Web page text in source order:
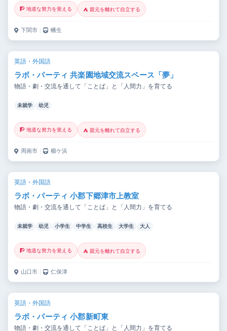
🧗 地道な努力を覚える ⛺ 親元を離れて自立する
下関市 ｜ 幡生
英語・外国語
ラボ・パーティ 共楽園地域交流スペース「夢」
物語・劇・交流を通して「ことば」と「人間力」を育てる
未就学 幼児
🧗 地道な努力を覚える ⛺ 親元を離れて自立する
周南市 ｜ 櫛ケ浜
英語・外国語
ラボ・パーティ 小郡下郷津市上教室
物語・劇・交流を通して「ことば」と「人間力」を育てる
未就学 幼児 小学生 中学生 高校生 大学生 大人
🧗 地道な努力を覚える ⛺ 親元を離れて自立する
山口市 ｜ 仁保津
英語・外国語
ラボ・パーティ 小郡新町東
物語・劇・交流を通して「ことば」と「人間力」を育てる